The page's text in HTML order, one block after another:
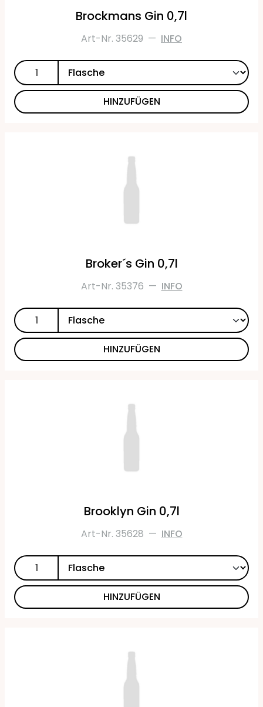
Brockmans Gin 0,7l
Art-Nr. 35629 — INFO
HINZUFÜGEN
Broker´s Gin 0,7l
Art-Nr. 35376 — INFO
HINZUFÜGEN
Brooklyn Gin 0,7l
Art-Nr. 35628 — INFO
HINZUFÜGEN